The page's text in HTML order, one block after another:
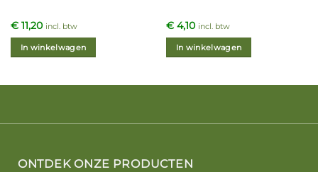
€11,20 incl. btw
In winkelwagen
€4,10 incl. btw
In winkelwagen
ONTDEK ONZE PRODUCTEN